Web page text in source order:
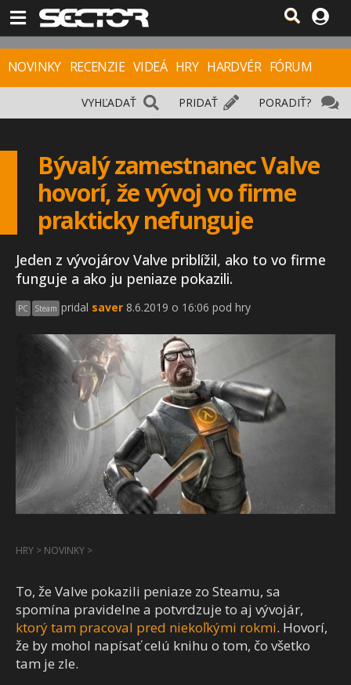
NOVINKY RECENZIE VIDEÁ HRY HARDVÉR FÓRUM
PORADIŤ?
PRIDAŤ
VYHĽADAŤ
Bývalý zamestnanec Valve
hovorí, že vývoj vo firme
prakticky nefunguje
Jeden z vývojárov Valve priblížil, ako to vo firme
funguje a ako ju peniaze pokazili.
PC Steam pridal saver 8.6.2019 o 16:06 pod hry
HRY > NOVINKY >
To, že Valve pokazili peniaze zo Steamu, sa
spomína pravidelne a potvrdzuje to aj vývojár,
ktorý tam pracoval pred niekoľkými rokmi. Hovorí,
že by mohol napísať celú knihu o tom, čo všetko
tam je zle.